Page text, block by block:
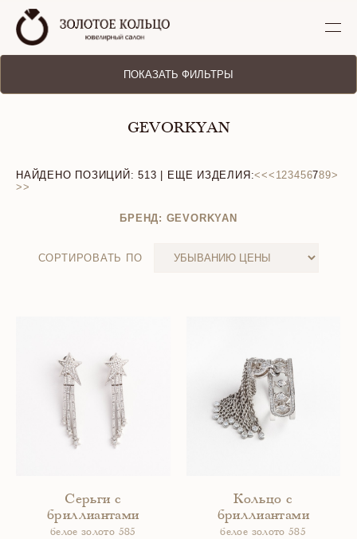
GEVORKYAN
ПОКАЗАТЬ ФИЛЬТРЫ
НАЙДЕНО ПОЗИЦИЙ:513 | ЕЩЕ ИЗДЕЛИЯ:<<< 123456789>
>>
БРЕНД: GEVORKYAN
СОРТИРОВАТЬ ПО
Серьги с
бриллиантами
белое золото 585
Кольцо с
бриллиантами
белое золото 585